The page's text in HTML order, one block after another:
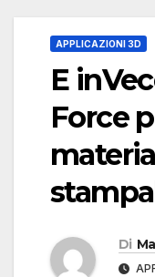
APPLICAZIONI 3D
E
Force
Di